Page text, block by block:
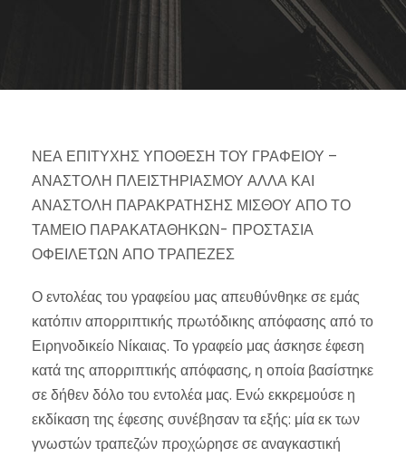
ΝΕΑ ΕΠΙΤΥΧΗΣ ΥΠΟΘΕΣΗ ΤΟΥ ΓΡΑΦΕΙΟΥ –
ΑΝΑΣΤΟΛΗ ΠΛΕΙΣΤΗΡΙΑΣΜΟΥ ΑΛΛΑ ΚΑΙ
ΑΝΑΣΤΟΛΗ ΠΑΡΑΚΡΑΤΗΣΗΣ ΜΙΣΘΟΥ ΑΠΟ ΤΟ
ΤΑΜΕΙΟ ΠΑΡΑΚΑΤΑΘΗΚΩΝ- ΠΡΟΣΤΑΣΙΑ
ΟΦΕΙΛΕΤΩΝ ΑΠΟ ΤΡΑΠΕΖΕΣ
Ο εντολέας του γραφείου μας απευθύνθηκε σε εμάς
κατόπιν απορριπτικής πρωτόδικης απόφασης από το
Ειρηνοδικείο Νίκαιας. Το γραφείο μας άσκησε έφεση
κατά της απορριπτικής απόφασης, η οποία βασίστηκε
σε δήθεν δόλο του εντολέα μας. Ενώ εκκρεμούσε η
εκδίκαση της έφεσης συνέβησαν τα εξής: μία εκ των
γνωστών τραπεζών προχώρησε σε αναγκαστική